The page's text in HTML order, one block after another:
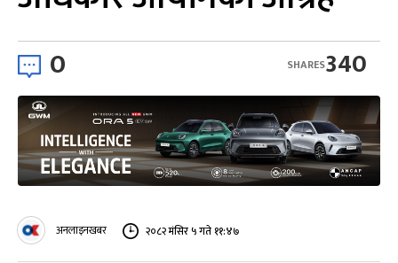
0 340
SHARES
अनलाइनखबर २०८२ मंसिर ५ गते ११:४७